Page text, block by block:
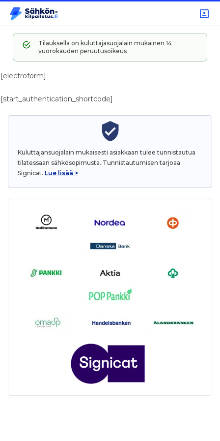
Tilauksella on kuluttajasuojalain mukainen 14
vuorokauden peruutusoikeus
[electroform]
[start_authentication_shortcode]
Kuluttajansuojalain mukaisesti asiakkaan tulee tunnistautua
tilatessaan sähkösopimusta. Tunnistautumisen tarjoaa
Signicat. Lue lisää >